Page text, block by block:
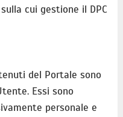
cui gestione il DPC
del Portale sono
Essi sono
personale e